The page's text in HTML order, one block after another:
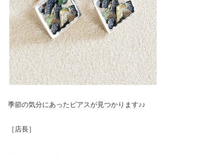
季節の気分にあったピアスが見つかります♪♪
［店長］